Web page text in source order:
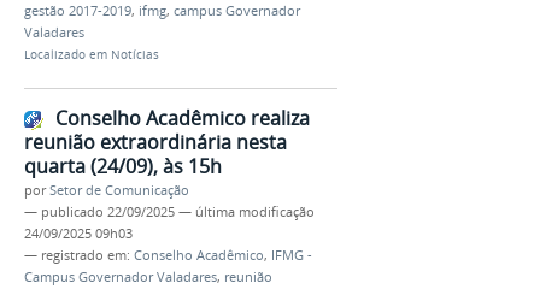
gestão 2017-2019, ifmg, campus Governador
Valadares
Localizado em Notícias
Conselho Acadêmico realiza
reunião extraordinária nesta
quarta (24/09), às 15h
porSetor de Comunicação
— publicado 22/09/2025 — última modificação
24/09/2025 09h03
— registrado em: Conselho Acadêmico, IFMG -
Campus Governador Valadares, reunião